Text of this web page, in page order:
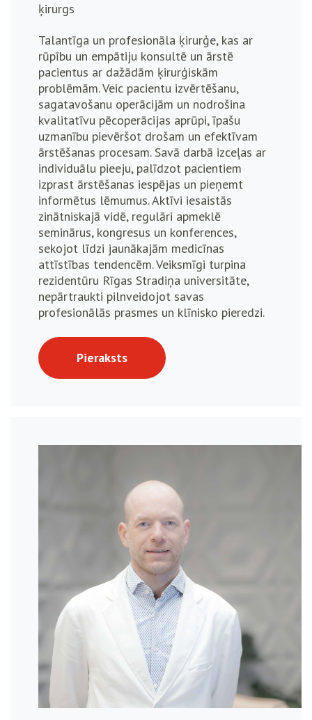
ķirurgs
Talantīga un profesionāla ķirurģe, kas ar
rūpību un empātiju konsultē un ārstē
pacientus ar dažādām ķirurģiskām
problēmām. Veic pacientu izvērtēšanu,
sagatavošanu operācijām un nodrošina
kvalitatīvu pēcoperācijas aprūpi, īpašu
uzmanību pievēršot drošam un efektīvam
ārstēšanas procesam. Savā darbā izceļas ar
individuālu pieeju, palīdzot pacientiem
izprast ārstēšanas iespējas un pieņemt
informētus lēmumus. Aktīvi iesaistās
zinātniskajā vidē, regulāri apmeklē
seminārus, kongresus un konferences,
sekojot līdzi jaunākajām medicīnas
attīstības tendencēm. Veiksmīgi turpina
rezidentūru Rīgas Stradiņa universitāte,
nepārtraukti pilnveidojot savas
profesionālās prasmes un klīnisko pieredzi.
Pieraksts